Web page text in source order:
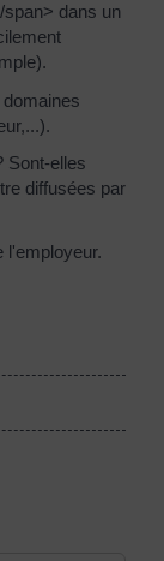
dans un
Sont-elles
diffusées par
l'employeur.